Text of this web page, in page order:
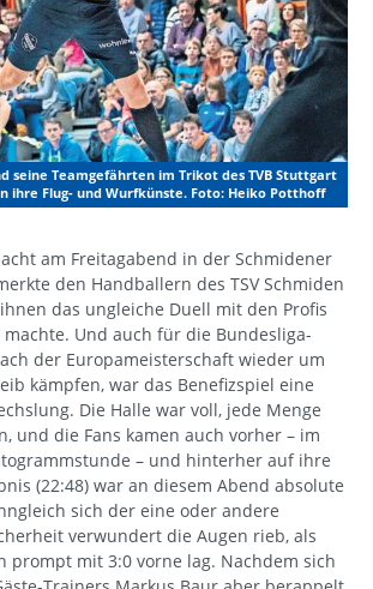
seine Teamgefährten im Trikot des TVB Stuttgart
ihre Flug- und Wurfkünste. Foto: Heiko Potthoff
am Freitagabend in der Schmidener
den Handballern des TSV Schmiden
das ungleiche Duell mit den Profis
machte. Und auch für die Bundesliga-
der Europameisterschaft wieder um
kämpfen, war das Benefizspiel eine
Die Halle war voll, jede Menge
und die Fans kamen auch vorher – im
– und hinterher auf ihre
(22:48) war an diesem Abend absolute
sich der eine oder andere
verwundert die Augen rieb, als
prompt mit 3:0 vorne lag. Nachdem sich